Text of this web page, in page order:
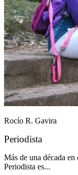
Rocío R. Gavira
Periodista
Más de una década
Periodista es...